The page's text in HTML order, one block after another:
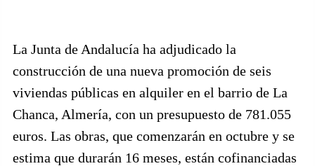
La Junta de Andalucía ha adjudicado la
construcción de una nueva promoción de seis
viviendas públicas en alquiler en el barrio de La
Chanca, Almería, con un presupuesto de 781.055
euros. Las obras, que comenzarán en octubre y se
estima que durarán 16 meses, están cofinanciadas